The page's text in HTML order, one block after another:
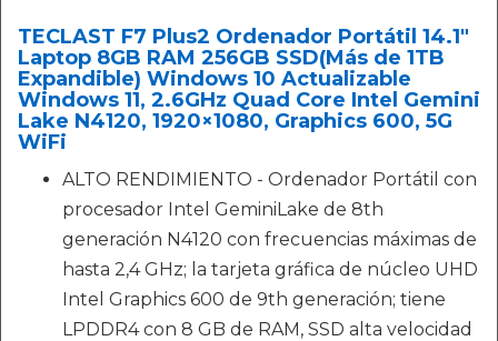
TECLAST F7 Plus2 Ordenador Portátil 14.1"
Laptop 8GB RAM 256GB SSD(Más de 1TB
Expandible) Windows 10 Actualizable
Windows 11, 2.6GHz Quad Core Intel Gemini
Lake N4120, 1920×1080, Graphics 600, 5G
WiFi
ALTO RENDIMIENTO - Ordenador Portátil con
procesador Intel GeminiLake de 8th
generación N4120 con frecuencias máximas de
hasta 2,4 GHz; la tarjeta gráfica de núcleo UHD
Intel Graphics 600 de 9th generación; tiene
LPDDR4 con 8 GB de RAM, SSD alta velocidad